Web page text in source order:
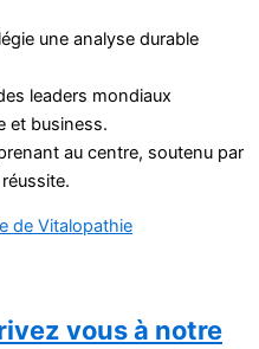
une analyse durable
leaders mondiaux
et business.
au centre, soutenu par
de Vitalopathie
vous à notre